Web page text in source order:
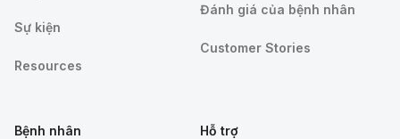
Sự kiện
Resources
Đánh giá của bệnh nhân
Customer Stories
Bệnh nhân
Hỗ trợ